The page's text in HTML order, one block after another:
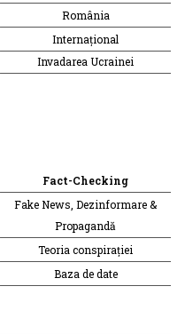
România
Internațional
Invadarea Ucrainei
Fact-Checking
Fake News, Dezinformare &
Propagandă
Teoria conspirației
Baza de date